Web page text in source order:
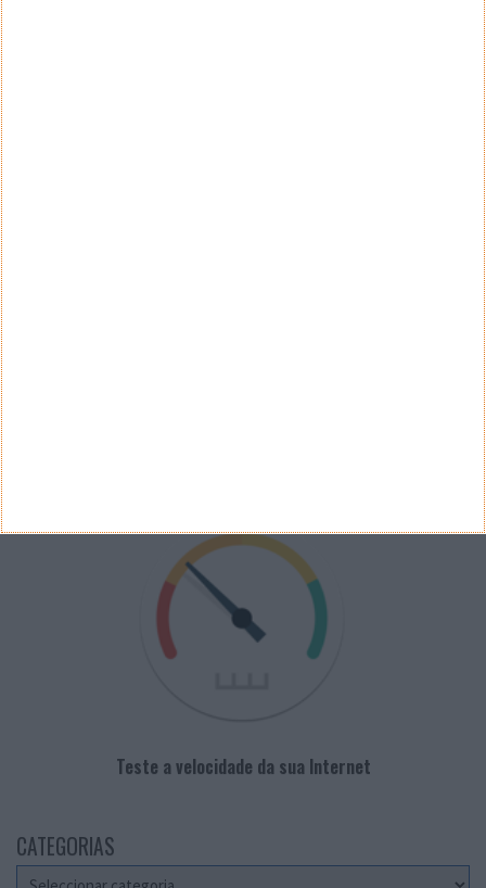
Teste a velocidade da sua Internet
CATEGORIAS
Categorias